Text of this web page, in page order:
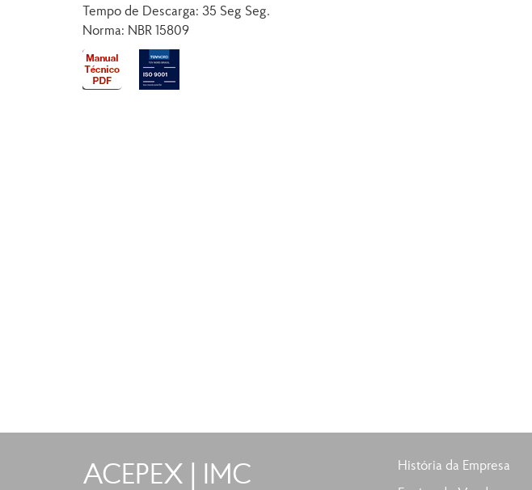
Tempo de Descarga: 35 Seg Seg.
Norma: NBR 15809
ACEPEX | IMC
História da Empresa